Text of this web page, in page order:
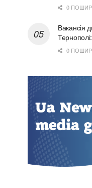
0
Вакансія
0